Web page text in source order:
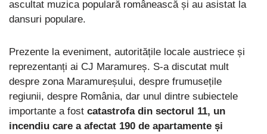
ascultat muzica populară românească și au asistat la
dansuri populare.
Prezente la eveniment, autoritățile locale austriece și
reprezentanți ai CJ Maramureș. S-a discutat mult
despre zona Maramureșului, despre frumusețile
regiunii, despre România, dar unul dintre subiectele
importante a fost catastrofa din sectorul 11, un
incendiu care a afectat 190 de apartamente și